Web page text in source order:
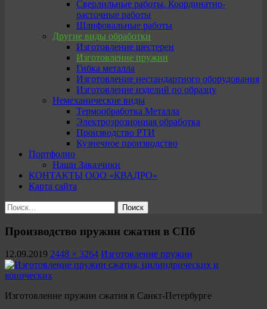
Сверлильные работы. Координатно-
расточные работы
Шлифовальные работы
Другие виды обработки
Изготовление шестерен
Изготовление пружин
Гибка металла
Изготовление нестандартного оборудования
Изготовление изделий по образцу
Немеханические виды
Термообработка Металла
Электроэрозионная обработка
Производство РТИ
Кузнечное производство
Портфолио
Наши Заказчики
КОНТАКТЫ ООО «КВАДРО»
Карта сайта
Найти:
Производство пружин сжатия в СПб
12.09.2019 2448 × 3264 Изготовление пружин
Изготовление пружин сжатия в Санкт-Петербурге